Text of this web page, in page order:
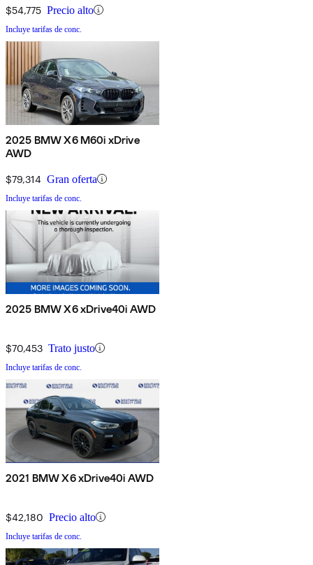
$54,775 Precio alto
Incluye tarifas de conc.
2025 BMW X6 M60i xDrive
AWD
$79,314 Gran oferta
Incluye tarifas de conc.
2025 BMW X6 xDrive40i AWD
$70,453 Trato justo
Incluye tarifas de conc.
2021 BMW X6 xDrive40i AWD
$42,180 Precio alto
Incluye tarifas de conc.